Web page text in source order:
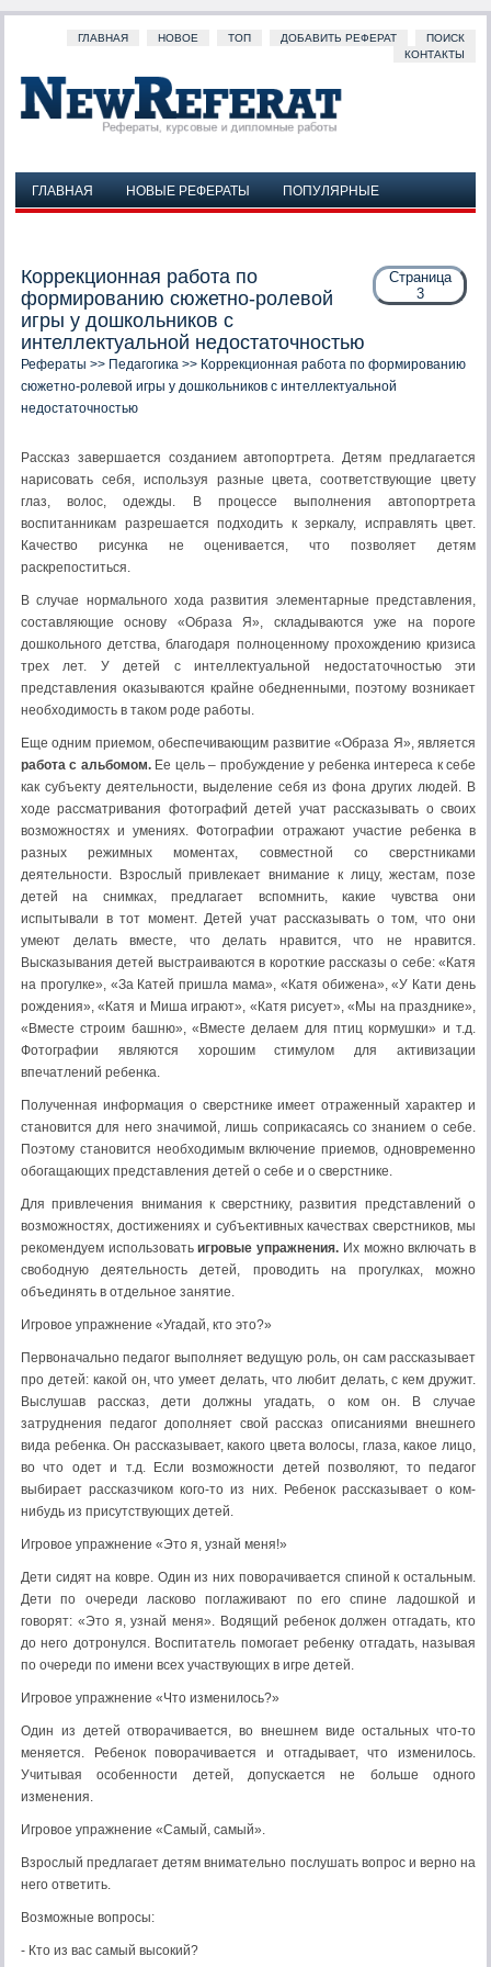
ГЛАВНАЯ НОВОЕ ТОП ДОБАВИТЬ РЕФЕРАТ
ПОИСК
КОНТАКТЫ
ГЛАВНАЯ НОВЫЕ РЕФЕРАТЫ
ПОПУЛЯРНЫЕ
Страница
3
Коррекционная работа по
формированию сюжетно-ролевой
игры у дошкольников с
интеллектуальной недостаточностью
Рефераты >> Педагогика >> Коррекционная работа по формированию
сюжетно-ролевой игры у дошкольников с интеллектуальной
недостаточностью
Рассказ завершается созданием автопортрета. Детям предлагается
нарисовать себя, используя разные цвета, соответствующие цвету
глаз, волос, одежды. В процессе выполнения автопортрета
воспитанникам разрешается подходить к зеркалу, исправлять цвет.
Качество рисунка не оценивается, что позволяет детям
раскрепоститься.
В случае нормального хода развития элементарные представления,
составляющие основу «Образа Я», складываются уже на пороге
дошкольного детства, благодаря полноценному прохождению кризиса
трех лет. У детей с интеллектуальной недостаточностью эти
представления оказываются крайне обедненными, поэтому возникает
необходимость в таком роде работы.
Еще одним приемом, обеспечивающим развитие «Образа Я», является
работа с альбомом. Ее цель – пробуждение у ребенка интереса к себе
как субъекту деятельности, выделение себя из фона других людей. В
ходе рассматривания фотографий детей учат рассказывать о своих
возможностях и умениях. Фотографии отражают участие ребенка в
разных режимных моментах, совместной со сверстниками
деятельности. Взрослый привлекает внимание к лицу, жестам, позе
детей на снимках, предлагает вспомнить, какие чувства они
испытывали в тот момент. Детей учат рассказывать о том, что они
умеют делать вместе, что делать нравится, что не нравится.
Высказывания детей выстраиваются в короткие рассказы о себе: «Катя
на прогулке», «За Катей пришла мама», «Катя обижена», «У Кати день
рождения», «Катя и Миша играют», «Катя рисует», «Мы на празднике»,
«Вместе строим башню», «Вместе делаем для птиц кормушки» и т.д.
Фотографии являются хорошим стимулом для активизации
впечатлений ребенка.
Полученная информация о сверстнике имеет отраженный характер и
становится для него значимой, лишь соприкасаясь со знанием о себе.
Поэтому становится необходимым включение приемов, одновременно
обогащающих представления детей о себе и о сверстнике.
Для привлечения внимания к сверстнику, развития представлений о
возможностях, достижениях и субъективных качествах сверстников, мы
рекомендуем использоватьигровые упражнения. Их можно включать в
свободную деятельность детей, проводить на прогулках, можно
объединять в отдельное занятие.
Игровое упражнение «Угадай, кто это?»
Первоначально педагог выполняет ведущую роль, он сам рассказывает
про детей: какой он, что умеет делать, что любит делать, с кем дружит.
Выслушав рассказ, дети должны угадать, о ком он. В случае
затруднения педагог дополняет свой рассказ описаниями внешнего
вида ребенка. Он рассказывает, какого цвета волосы, глаза, какое лицо,
во что одет и т.д. Если возможности детей позволяют, то педагог
выбирает рассказчиком кого-то из них. Ребенок рассказывает о ком-
нибудь из присутствующих детей.
Игровое упражнение «Это я, узнай меня!»
Дети сидят на ковре. Один из них поворачивается спиной к остальным.
Дети по очереди ласково поглаживают по его спине ладошкой и
говорят: «Это я, узнай меня». Водящий ребенок должен отгадать, кто
до него дотронулся. Воспитатель помогает ребенку отгадать, называя
по очереди по имени всех участвующих в игре детей.
Игровое упражнение «Что изменилось?»
Один из детей отворачивается, во внешнем виде остальных что-то
меняется. Ребенок поворачивается и отгадывает, что изменилось.
Учитывая особенности детей, допускается не больше одного
изменения.
Игровое упражнение «Самый, самый».
Взрослый предлагает детям внимательно послушать вопрос и верно на
него ответить.
Возможные вопросы:
- Кто из вас самый высокий?